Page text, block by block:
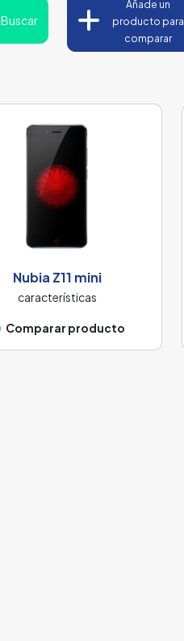
Buscar
Añade un
producto para
comparar
Nubia Z11 mini
características
Comparar producto